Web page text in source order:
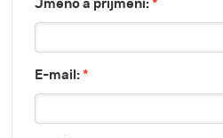
Jméno a příjmení:*
E-mail:*